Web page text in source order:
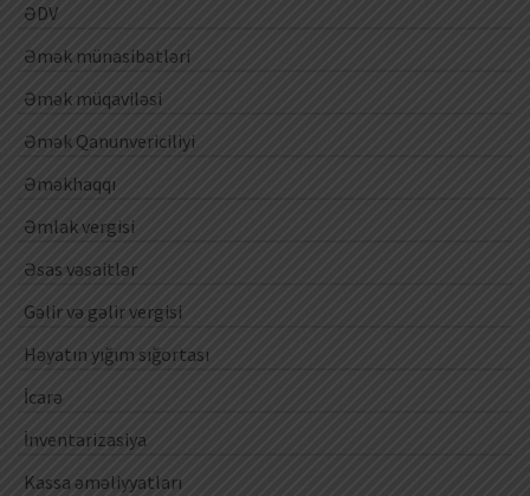
ƏDV
Əmək münasibətləri
Əmək müqaviləsi
Əmək Qanunvericiliyi
Əməkhaqqı
Əmlak vergisi
Əsas vəsaitlər
Gəlir və gəlir vergisi
Həyatın yığım sığortası
İcarə
İnventarizasiya
Kassa əməliyyatları